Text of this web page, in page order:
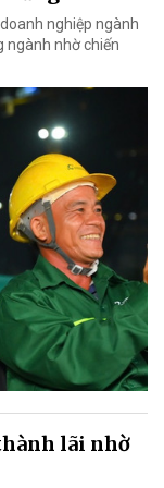
nghiệp ngành
ngành nhờ chiến
lãi nhờ